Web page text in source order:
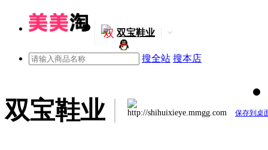
双 双宝鞋业
搜全站 搜本店
双宝鞋业 http://shihuixieye.mmgg.com 保存到桌